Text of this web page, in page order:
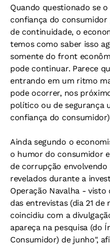
Quando questionado se
confiança do
de continuidade, o
temos como saber isso
somente do front
pode continuar. Parece
entrando em um ritmo
pode ocorrer, nos
político ou de segurança
confiança do
Ainda segundo o
o humor do consumidor
de corrupção
revelados durante a
Operação Navalha -
das entrevistas (dia 21
coincidiu com a
apareça na pesquisa (do
Consumidor) de junho",